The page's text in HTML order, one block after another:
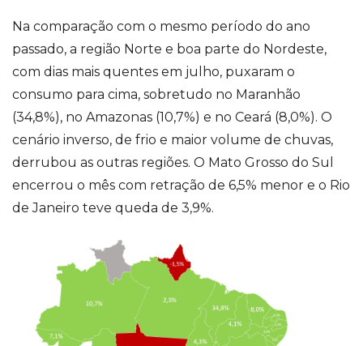
Na comparação com o mesmo período do ano
passado, a região Norte e boa parte do Nordeste,
com dias mais quentes em julho, puxaram o
consumo para cima, sobretudo no Maranhão
(34,8%), no Amazonas (10,7%) e no Ceará (8,0%). O
cenário inverso, de frio e maior volume de chuvas,
derrubou as outras regiões. O Mato Grosso do Sul
encerrou o mês com retração de 6,5% menor e o Rio
de Janeiro teve queda de 3,9%.